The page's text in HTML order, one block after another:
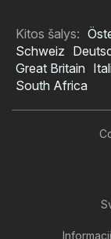
Kitos šalys:
Schweiz
Great Britain
South Africa